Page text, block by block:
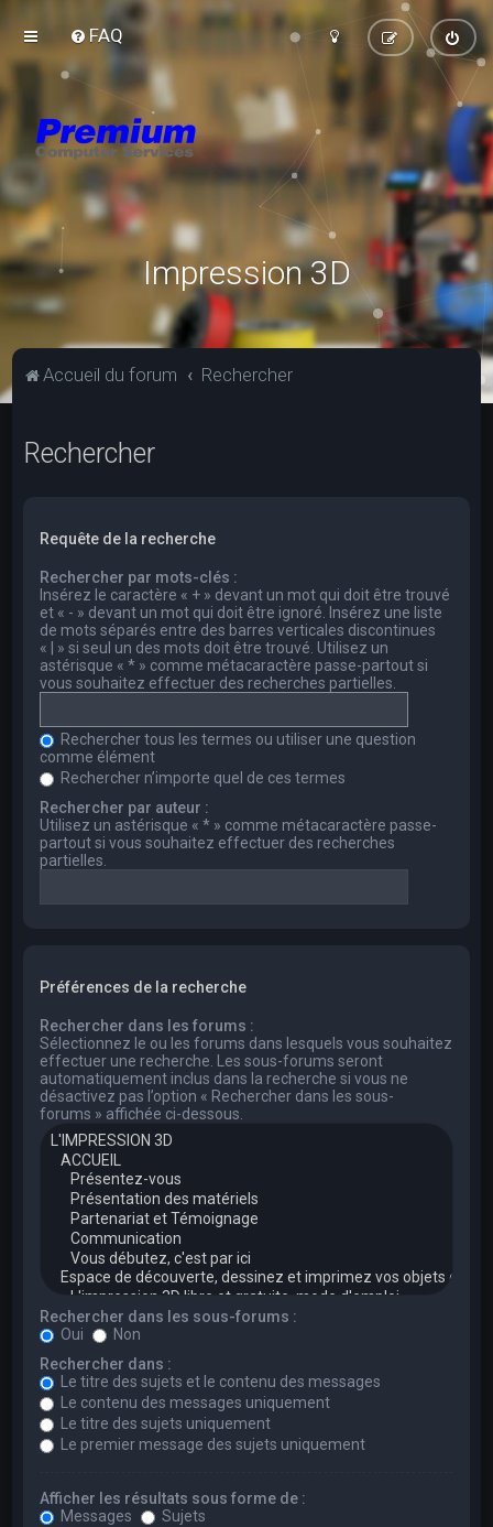
FAQ
Impression 3D
Accueil du forum Rechercher
Rechercher
Requête de la recherche
Rechercher par mots-clés :
Insérez le caractère « + » devant un mot qui doit être trouvé
et « - » devant un mot qui doit être ignoré. Insérez une liste
de mots séparés entre des barres verticales discontinues
« | » si seul un des mots doit être trouvé. Utilisez un
astérisque « * » comme métacaractère passe-partout si
vous souhaitez effectuer des recherches partielles.
Rechercher tous les termes ou utiliser une question
comme élément
Rechercher n’importe quel de ces termes
Rechercher par auteur :
Utilisez un astérisque « * » comme métacaractère passe-
partout si vous souhaitez effectuer des recherches
partielles.
Préférences de la recherche
Rechercher dans les forums :
Sélectionnez le ou les forums dans lesquels vous souhaitez
effectuer une recherche. Les sous-forums seront
automatiquement inclus dans la recherche si vous ne
désactivez pas l’option « Rechercher dans les sous-
forums » affichée ci-dessous.
Rechercher dans les sous-forums :
Oui
Non
Rechercher dans :
Le titre des sujets et le contenu des messages
Le contenu des messages uniquement
Le titre des sujets uniquement
Le premier message des sujets uniquement
Afficher les résultats sous forme de :
Messages
Sujets